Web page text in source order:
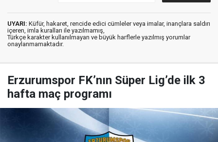
UYARI: Küfür, hakaret, rencide edici cümleler veya imalar, inançlara saldırı
içeren, imla kuralları ile yazılmamış,
Türkçe karakter kullanılmayan ve büyük harflerle yazılmış yorumlar
onaylanmamaktadır.
Erzurumspor FK’nın Süper Lig’de ilk 3
hafta maç programı